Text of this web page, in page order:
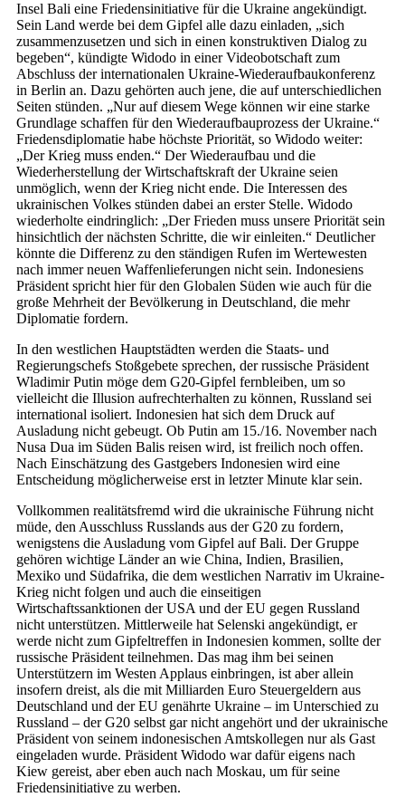
Insel Bali eine Friedensinitiative für die Ukraine angekündigt.
Sein Land werde bei dem Gipfel alle dazu einladen, „sich
zusammenzusetzen und sich in einen konstruktiven Dialog zu
begeben“, kündigte Widodo in einer Videobotschaft zum
Abschluss der internationalen Ukraine-Wiederaufbaukonferenz
in Berlin an. Dazu gehörten auch jene, die auf unterschiedlichen
Seiten stünden. „Nur auf diesem Wege können wir eine starke
Grundlage schaffen für den Wiederaufbauprozess der Ukraine.“
Friedensdiplomatie habe höchste Priorität, so Widodo weiter:
„Der Krieg muss enden.“ Der Wiederaufbau und die
Wiederherstellung der Wirtschaftskraft der Ukraine seien
unmöglich, wenn der Krieg nicht ende. Die Interessen des
ukrainischen Volkes stünden dabei an erster Stelle. Widodo
wiederholte eindringlich: „Der Frieden muss unsere Priorität sein
hinsichtlich der nächsten Schritte, die wir einleiten.“ Deutlicher
könnte die Differenz zu den ständigen Rufen im Wertewesten
nach immer neuen Waffenlieferungen nicht sein. Indonesiens
Präsident spricht hier für den Globalen Süden wie auch für die
große Mehrheit der Bevölkerung in Deutschland, die mehr
Diplomatie fordern.
In den westlichen Hauptstädten werden die Staats- und
Regierungschefs Stoßgebete sprechen, der russische Präsident
Wladimir Putin möge dem G20-Gipfel fernbleiben, um so
vielleicht die Illusion aufrechterhalten zu können, Russland sei
international isoliert. Indonesien hat sich dem Druck auf
Ausladung nicht gebeugt. Ob Putin am 15./16. November nach
Nusa Dua im Süden Balis reisen wird, ist freilich noch offen.
Nach Einschätzung des Gastgebers Indonesien wird eine
Entscheidung möglicherweise erst in letzter Minute klar sein.
Vollkommen realitätsfremd wird die ukrainische Führung nicht
müde, den Ausschluss Russlands aus der G20 zu fordern,
wenigstens die Ausladung vom Gipfel auf Bali. Der Gruppe
gehören wichtige Länder an wie China, Indien, Brasilien,
Mexiko und Südafrika, die dem westlichen Narrativ im Ukraine-
Krieg nicht folgen und auch die einseitigen
Wirtschaftssanktionen der USA und der EU gegen Russland
nicht unterstützen. Mittlerweile hat Selenski angekündigt, er
werde nicht zum Gipfeltreffen in Indonesien kommen, sollte der
russische Präsident teilnehmen. Das mag ihm bei seinen
Unterstützern im Westen Applaus einbringen, ist aber allein
insofern dreist, als die mit Milliarden Euro Steuergeldern aus
Deutschland und der EU genährte Ukraine – im Unterschied zu
Russland – der G20 selbst gar nicht angehört und der ukrainische
Präsident von seinem indonesischen Amtskollegen nur als Gast
eingeladen wurde. Präsident Widodo war dafür eigens nach
Kiew gereist, aber eben auch nach Moskau, um für seine
Friedensinitiative zu werben.